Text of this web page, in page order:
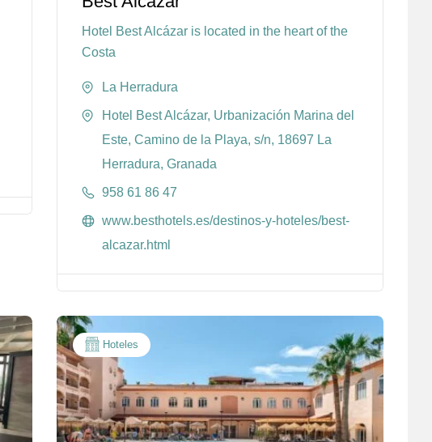
Hotel Best Alcázar is located in the heart of the
Costa
La Herradura
Hotel Best Alcázar, Urbanización Marina del
Este, Camino de la Playa, s/n, 18697 La
Herradura, Granada
958 61 86 47
www.besthotels.es/destinos-y-hoteles/best-
alcazar.html
Hoteles